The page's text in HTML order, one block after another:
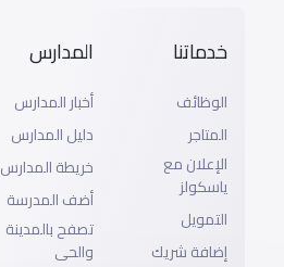
خدماتنا
الوظائف
المتاجر
الإعلان مع
ياسكولز
التمويل
إضافة شريك
المدارس
أخبار المدارس
دليل المدارس
خريطة المدارس
أضف المدرسة
تصفح بالمدينة
والحى